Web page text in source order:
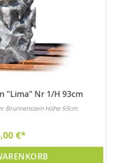
"Lima" Nr 1/H 93cm
Brunnenstein Höhe 93cm.
€